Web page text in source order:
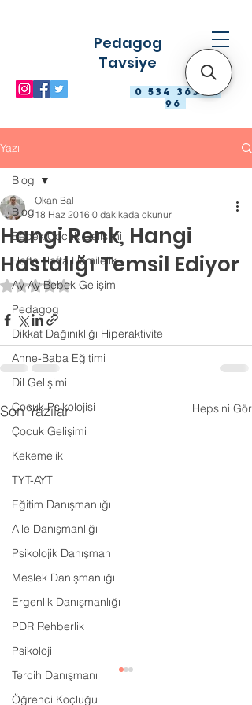
0 534 363 98
96
Pedagog
Tavsiye
Yazı
Blog
Bebek Çocuk Gelişimi
Hafta Hafta Hamilelik
Ay Ay Bebek Gelişimi
Pedagog
Dikkat Dağınıklığı Hiperaktivite
Anne-Baba Eğitimi
Dil Gelişimi
Çocuk Psikolojisi
Çocuk Gelişimi
Kekemelik
TYT-AYT
Eğitim Danışmanlığı
Aile Danışmanlığı
Psikolojik Danışman
Meslek Danışmanlığı
Ergenlik Danışmanlığı
PDR Rehberlik
Psikoloji
Tercih Danışmanı
Öğrenci Koçluğu
Blog
Hangi Renk, Hangi
Hastalığı Temsil Ediyor
Okan Bal
18 Haz 2016 0 dakikada okunur
5 üzerinden NaN yıldız
Son Yazılar Hepsini Gör